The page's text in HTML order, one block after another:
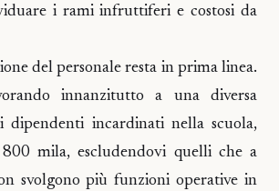
i rami infruttiferi e costosi da
del personale resta in prima linea.
innanzitutto a una diversa
dipendenti incardinati nella scuola,
mila, escludendovi quelli che a
svolgono più funzioni operative in